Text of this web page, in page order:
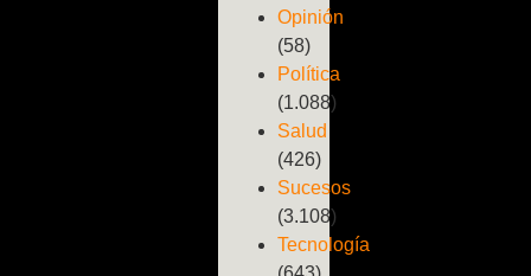
Opinión
(58)
Política
(1.088)
Salud
(426)
Sucesos
(3.108)
Tecnología